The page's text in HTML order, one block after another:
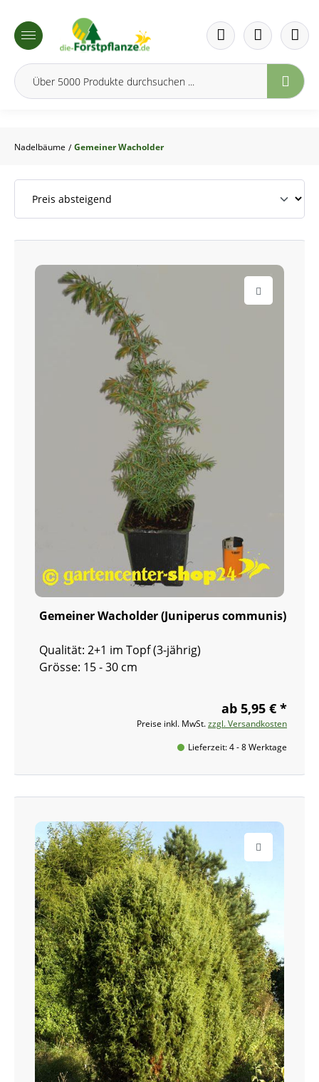
springen
Nadelbäume / Gemeiner Wacholder
Gemeiner Wacholder (Juniperus communis)
Qualität: 2+1 im Topf (3-jährig)
Grösse: 15 - 30 cm
ab 5,95 € *
Preise inkl. MwSt.zzgl. Versandkosten
Lieferzeit: 4 - 8 Werktage